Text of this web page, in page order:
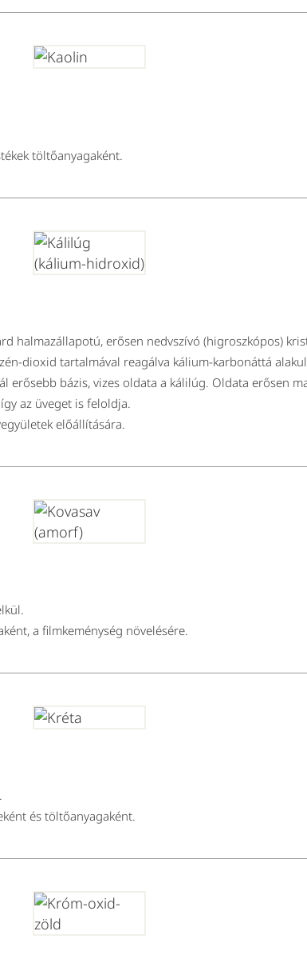
töltőanyagaként.
halmazállapotú, erősen nedvszívó (higroszkópos)
dioxid tartalmával reagálva kálium-karbonáttá
bázis, vizes oldata a kálilúg. Oldata erősen
az üveget is feloldja.
előállítására.
a filmkeménység növelésére.
és töltőanyagaként.